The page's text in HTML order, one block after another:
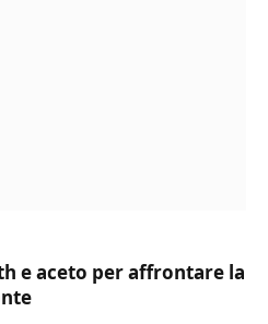
e aceto per affrontare la